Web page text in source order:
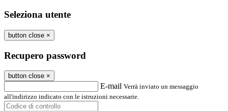
Seleziona utente
button close ×
Recupero password
button close ×
E-mail Verrà inviato un messaggio
all'indirizzo indicato con le istruzioni necessarie.